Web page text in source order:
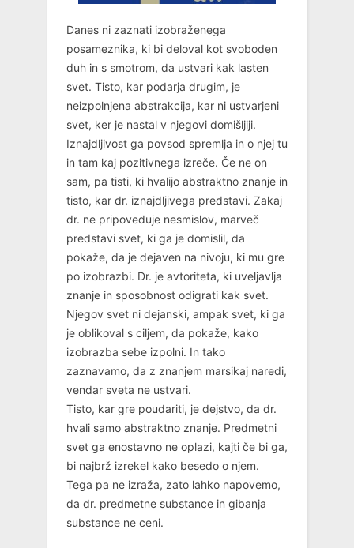
Danes ni zaznati izobraženega
posameznika, ki bi deloval kot svoboden
duh in s smotrom, da ustvari kak lasten
svet. Tisto, kar podarja drugim, je
neizpolnjena abstrakcija, kar ni ustvarjeni
svet, ker je nastal v njegovi domišljiji.
Iznajdljivost ga povsod spremlja in o njej tu
in tam kaj pozitivnega izreče. Če ne on
sam, pa tisti, ki hvalijo abstraktno znanje in
tisto, kar dr. iznajdljivega predstavi. Zakaj
dr. ne pripoveduje nesmislov, marveč
predstavi svet, ki ga je domislil, da
pokaže, da je dejaven na nivoju, ki mu gre
po izobrazbi. Dr. je avtoriteta, ki uveljavlja
znanje in sposobnost odigrati kak svet.
Njegov svet ni dejanski, ampak svet, ki ga
je oblikoval s ciljem, da pokaže, kako
izobrazba sebe izpolni. In tako
zaznavamo, da z znanjem marsikaj naredi,
vendar sveta ne ustvari.
Tisto, kar gre poudariti, je dejstvo, da dr.
hvali samo abstraktno znanje. Predmetni
svet ga enostavno ne oplazi, kajti če bi ga,
bi najbrž izrekel kako besedo o njem.
Tega pa ne izraža, zato lahko napovemo,
da dr. predmetne substance in gibanja
substance ne ceni.